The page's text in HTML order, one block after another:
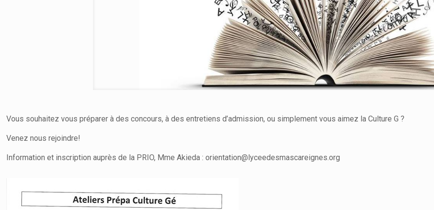
Vous souhaitez vous préparer à des concours, à des entretiens d’admission, ou simplement vous aimez la Culture G ?
Venez nous rejoindre!
Information et inscription auprès de la PRIO, Mme Akieda : orientation@lyceedesmascareignes.org